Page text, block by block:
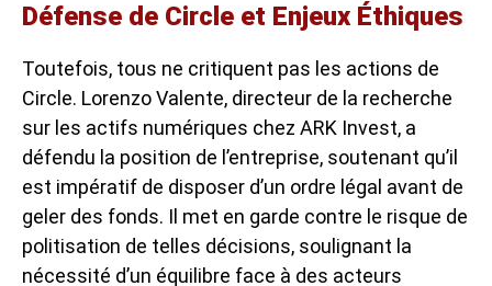
Défense de Circle et Enjeux Éthiques
Toutefois, tous ne critiquent pas les actions de
Circle. Lorenzo Valente, directeur de la recherche
sur les actifs numériques chez ARK Invest, a
défendu la position de l’entreprise, soutenant qu’il
est impératif de disposer d’un ordre légal avant de
geler des fonds. Il met en garde contre le risque de
politisation de telles décisions, soulignant la
nécessité d’un équilibre face à des acteurs